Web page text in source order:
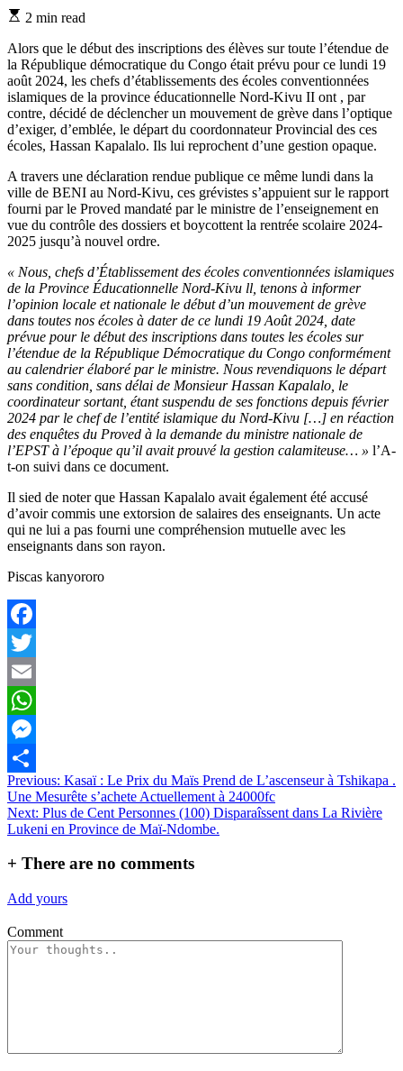
Estimated
time
2 min read
Alors que le début des inscriptions des élèves sur toute l’étendue de
la République démocratique du Congo était prévu pour ce lundi 19
août 2024, les chefs d’établissements des écoles conventionnées
islamiques de la province éducationnelle Nord-Kivu II ont , par
contre, décidé de déclencher un mouvement de grève dans l’optique
d’exiger, d’emblée, le départ du coordonnateur Provincial des ces
écoles, Hassan Kapalalo. Ils lui reprochent d’une gestion opaque.
A travers une déclaration rendue publique ce même lundi dans la
ville de BENI au Nord-Kivu, ces grévistes s’appuient sur le rapport
fourni par le Proved mandaté par le ministre de l’enseignement en
vue du contrôle des dossiers et boycottent la rentrée scolaire 2024-
2025 jusqu’à nouvel ordre.
« Nous, chefs d’Établissement des écoles conventionnées islamiques
de la Province Éducationnelle Nord-Kivu ll, tenons à informer
l’opinion locale et nationale le début d’un mouvement de grève
dans toutes nos écoles à dater de ce lundi 19 Août 2024, date
prévue pour le début des inscriptions dans toutes les écoles sur
l’étendue de la République Démocratique du Congo conformément
au calendrier élaboré par le ministre. Nous revendiquons le départ
sans condition, sans délai de Monsieur Hassan Kapalalo, le
coordinateur sortant, étant suspendu de ses fonctions depuis février
2024 par le chef de l’entité islamique du Nord-Kivu […] en réaction
des enquêtes du Proved à la demande du ministre nationale de
l’EPST à l’époque qu’il avait prouvé la gestion calamiteuse… » l’A-
t-on suivi dans ce document.
Il sied de noter que Hassan Kapalalo avait également été accusé
d’avoir commis une extorsion de salaires des enseignants. Un acte
qui ne lui a pas fourni une compréhension mutuelle avec les
enseignants dans son rayon.
Piscas kanyororo
Facebook
Twitter
Email
WhatsApp
Messenger
Partager
Navigation
de
l’article
Previous: Kasaï : Le Prix du Maïs Prend de L’ascenseur à Tshikapa .
Une Mesurête s’achete Actuellement à 24000fc
Next: Plus de Cent Personnes (100) Disparaîssent dans La Rivière
Lukeni en Province de Maï-Ndombe.
+ There are no comments
Add yours
Comment